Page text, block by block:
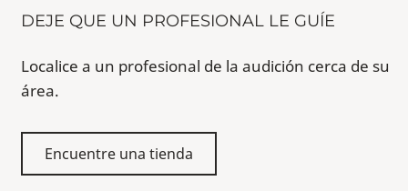
DEJE QUE UN PROFESIONAL LE GUÍE
Localice a un profesional de la audición cerca de su
área.
Encuentre una tienda